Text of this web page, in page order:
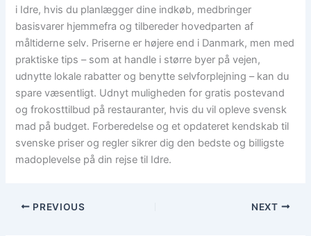
i Idre, hvis du planlægger dine indkøb, medbringer
basisvarer hjemmefra og tilbereder hovedparten af
måltiderne selv. Priserne er højere end i Danmark, men med
praktiske tips – som at handle i større byer på vejen,
udnytte lokale rabatter og benytte selvforplejning – kan du
spare væsentligt. Udnyt muligheden for gratis postevand
og frokosttilbud på restauranter, hvis du vil opleve svensk
mad på budget. Forberedelse og et opdateret kendskab til
svenske priser og regler sikrer dig den bedste og billigste
madoplevelse på din rejse til Idre.
PREVIOUS NEXT